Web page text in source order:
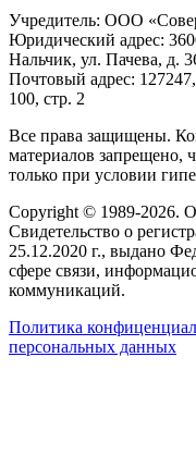
Учредитель: ООО
Юридический адрес:
Нальчик, ул. Пачева, д.
Почтовый адрес:
100, стр. 2
Все права защищены.
материалов запрещено,
только при условии
Copyright © 1989-2026.
Свидетельство о
25.12.2020 г., выдано
сфере связи,
коммуникаций.
Политика
персональных данных